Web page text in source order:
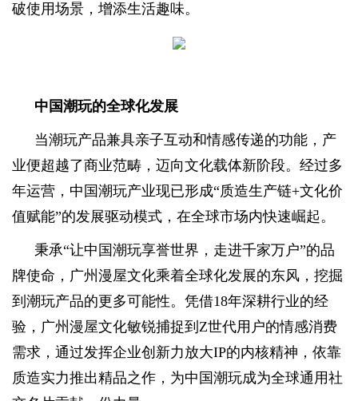
破使用场景，增添生活趣味。
中国潮玩的全球化发展
当潮玩产品兼具亲子互动和情感传递的功能，产
业便超越了商业范畴，迈向文化载体新阶段。经过多
年运营，中国潮玩产业现已形成“质造生产链+文化价
值赋能”的发展驱动模式，在全球市场内快速崛起。
秉承“让中国潮玩享誉世界，走进千家万户”的品
牌使命，广州漫屋文化乘着全球化发展的东风，挖掘
到潮玩产品的更多可能性。凭借18年深耕行业的经
验，广州漫屋文化敏锐捕捉到Z世代用户的情感消费
需求，通过发挥企业创新力放大IP的内核精神，依靠
质造实力推出精品之作，为中国潮玩成为全球通用社